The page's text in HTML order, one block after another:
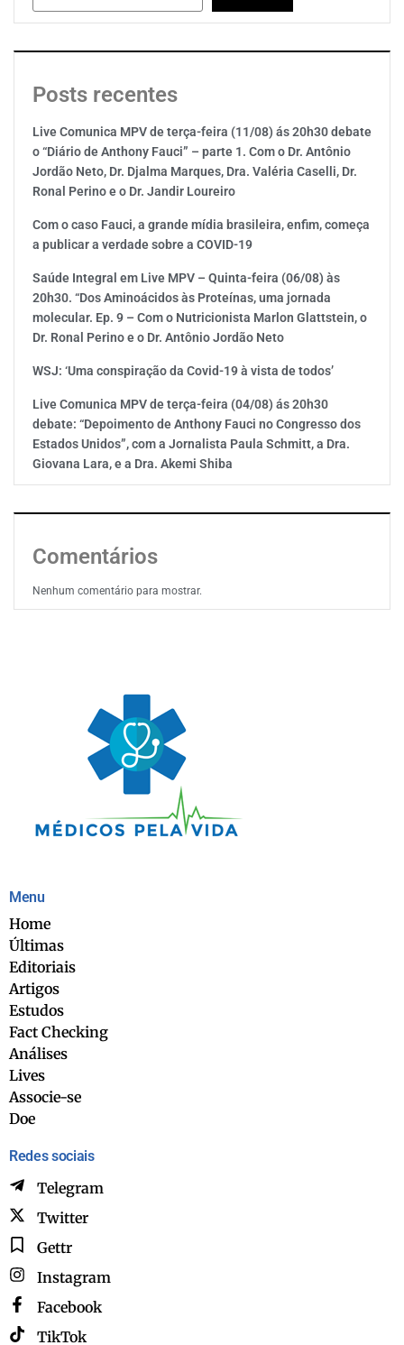
Posts recentes
Live Comunica MPV de terça-feira (11/08) ás 20h30 debate
o “Diário de Anthony Fauci” – parte 1. Com o Dr. Antônio
Jordão Neto, Dr. Djalma Marques, Dra. Valéria Caselli, Dr.
Ronal Perino e o Dr. Jandir Loureiro
Com o caso Fauci, a grande mídia brasileira, enfim, começa
a publicar a verdade sobre a COVID-19
Saúde Integral em Live MPV – Quinta-feira (06/08) às
20h30. “Dos Aminoácidos às Proteínas, uma jornada
molecular. Ep. 9 – Com o Nutricionista Marlon Glattstein, o
Dr. Ronal Perino e o Dr. Antônio Jordão Neto
WSJ: ‘Uma conspiração da Covid-19 à vista de todos’
Live Comunica MPV de terça-feira (04/08) ás 20h30
debate: “Depoimento de Anthony Fauci no Congresso dos
Estados Unidos”, com a Jornalista Paula Schmitt, a Dra.
Giovana Lara, e a Dra. Akemi Shiba
Comentários
Nenhum comentário para mostrar.
Menu
Home
Últimas
Editoriais
Artigos
Estudos
Fact Checking
Análises
Lives
Associe-se
Doe
Redes sociais
Telegram
Twitter
Gettr
Instagram
Facebook
TikTok